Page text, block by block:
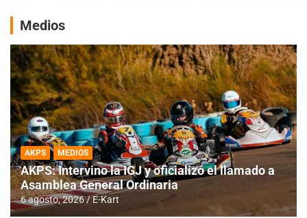
Medios
AKPS MEDIOS
AKPS: Intervino la IGJ y oficializó el llamado a
Asamblea General Ordinaria
6 agosto, 2026 E-Kart